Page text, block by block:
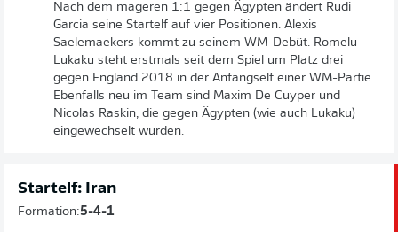
Nach dem mageren 1:1 gegen Ägypten ändert Rudi
Garcia seine Startelf auf vier Positionen. Alexis
Saelemaekers kommt zu seinem WM-Debüt. Romelu
Lukaku steht erstmals seit dem Spiel um Platz drei
gegen England 2018 in der Anfangself einer WM-Partie.
Ebenfalls neu im Team sind Maxim De Cuyper und
Nicolas Raskin, die gegen Ägypten (wie auch Lukaku)
eingewechselt wurden.
Startelf: Iran
Formation:5-4-1